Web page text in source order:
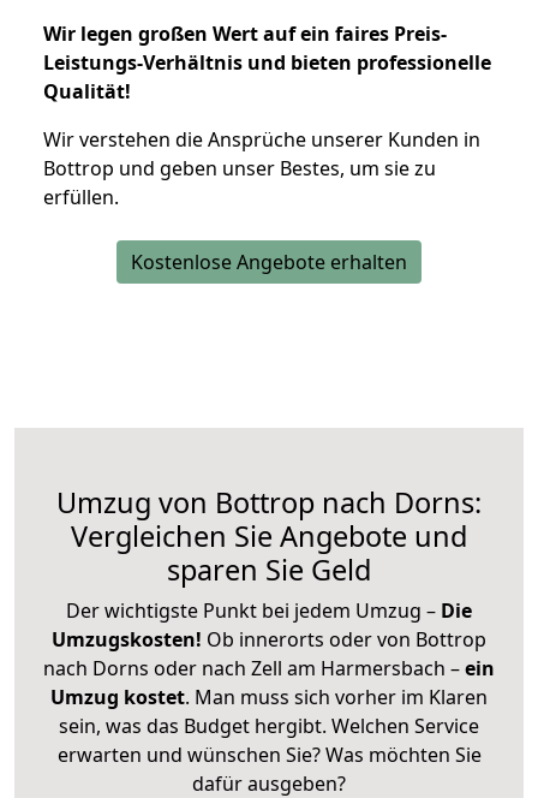
Wir legen großen Wert auf ein faires Preis-
Leistungs-Verhältnis und bieten professionelle
Qualität!
Wir verstehen die Ansprüche unserer Kunden in
Bottrop und geben unser Bestes, um sie zu
erfüllen.
Kostenlose Angebote erhalten
Umzug von Bottrop nach Dorns:
Vergleichen Sie Angebote und
sparen Sie Geld
Der wichtigste Punkt bei jedem Umzug – Die
Umzugskosten! Ob innerorts oder von Bottrop
nach Dorns oder nach Zell am Harmersbach –ein
Umzug kostet. Man muss sich vorher im Klaren
sein, was das Budget hergibt. Welchen Service
erwarten und wünschen Sie? Was möchten Sie
dafür ausgeben?